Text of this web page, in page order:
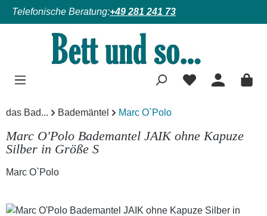
Zum Hauptinhalt springen
Telefonische Beratung:+49 281 241 73
das Bad... Bademäntel Marc O`Polo
Marc O'Polo Bademantel JAIK ohne Kapuze
Silber in Größe S
Marc O`Polo
Bildergalerie überspringen